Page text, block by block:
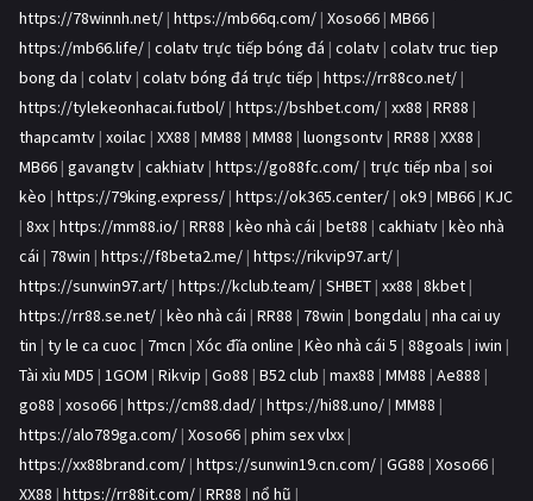
https://78winnh.net/ | https://mb66q.com/ | Xoso66 | MB66 |
https://mb66.life/ | colatv trực tiếp bóng đá | colatv | colatv truc tiep
bong da | colatv | colatv bóng đá trực tiếp | https://rr88co.net/ |
https://tylekeonhacai.futbol/ | https://bshbet.com/ | xx88 | RR88 |
thapcamtv | xoilac | XX88 | MM88 | MM88 | luongsontv | RR88 | XX88 |
MB66 | gavangtv | cakhiatv | https://go88fc.com/ | trực tiếp nba | soi
kèo | https://79king.express/ | https://ok365.center/ | ok9 | MB66 | KJC
| 8xx | https://mm88.io/ | RR88 | kèo nhà cái | bet88 | cakhiatv | kèo nhà
cái | 78win | https://f8beta2.me/ | https://rikvip97.art/ |
https://sunwin97.art/ | https://kclub.team/ | SHBET | xx88 | 8kbet |
https://rr88.se.net/ | kèo nhà cái | RR88 | 78win | bongdalu | nha cai uy
tin | ty le ca cuoc | 7mcn | Xóc đĩa online | Kèo nhà cái 5 | 88goals | iwin |
Tài xỉu MD5 | 1GOM | Rikvip | Go88 | B52 club | max88 | MM88 | Ae888 |
go88 | xoso66 | https://cm88.dad/ | https://hi88.uno/ | MM88 |
https://alo789ga.com/ | Xoso66 | phim sex vlxx |
https://xx88brand.com/ | https://sunwin19.cn.com/ | GG88 | Xoso66 |
XX88 | https://rr88it.com/ | RR88 | nổ hũ |